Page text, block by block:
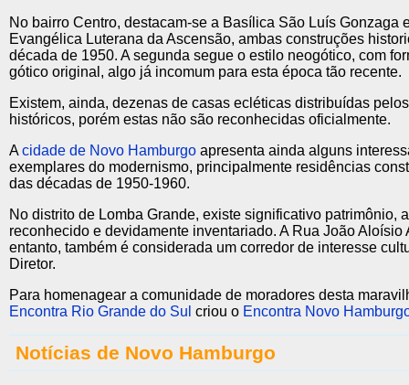
No bairro Centro, destacam-se a Basílica São Luís Gonzaga
Evangélica Luterana da Ascensão, ambas construções
década de 1950. A segunda segue o estilo neogótico, com
gótico original, algo já incomum para esta época tão recente.
Existem, ainda, dezenas de casas ecléticas distribuídas
históricos, porém estas não são reconhecidas oficialmente.
Acidade de Novo Hamburgo apresenta ainda alguns
exemplares do modernismo, principalmente residências
das décadas de 1950-1960.
No distrito de Lomba Grande, existe significativo patrimônio,
reconhecido e devidamente inventariado. A Rua João Aloísio
entanto, também é considerada um corredor de interesse
Diretor.
Para homenagear a comunidade de moradores desta
Encontra Rio Grande do Sul criou o Encontra Novo
Notícias de Novo Hamburgo